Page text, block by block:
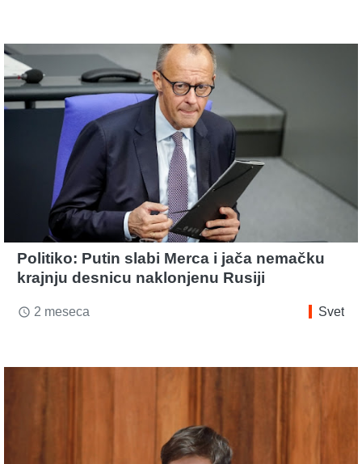
Politiko: Putin slabi Merca i jača nemačku
krajnju desnicu naklonjenu Rusiji
access_time 2 meseca Svet